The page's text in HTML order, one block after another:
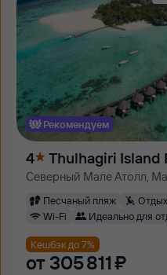
Рекомендуем
4 Thulhagiri Island
Северный Мале Атолл,
Песчаный пляж
Wi-Fi
Идеально для
Кешбэк до 7%
от 305 ⁠811 ⁠₽